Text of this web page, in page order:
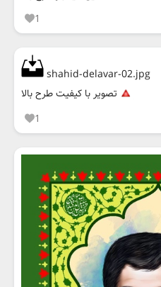
1
shahid-delavar-02.jpg
تصویر با کیفیت طرح بالا
1